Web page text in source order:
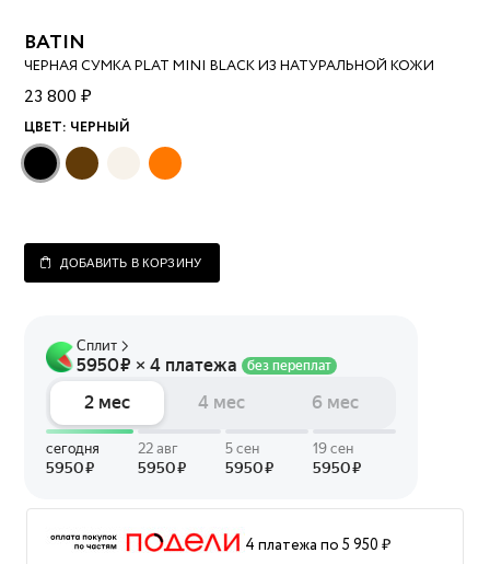
BATIN
ЧЕРНАЯ СУМКА PLAT MINI BLACK ИЗ НАТУРАЛЬНОЙ КОЖИ
23 800 ₽
ЦВЕТ: ЧЕРНЫЙ
ДОБАВИТЬ В КОРЗИНУ
4 платежа по 5 950 ₽